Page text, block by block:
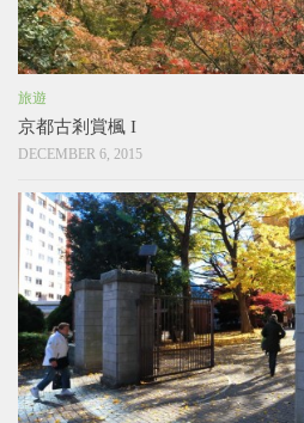
旅遊
京都古剎賞楓 I
DECEMBER 6, 2015